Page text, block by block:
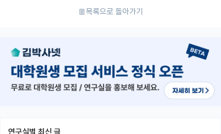
목록으로 돌아가기
연구실별 최신 글